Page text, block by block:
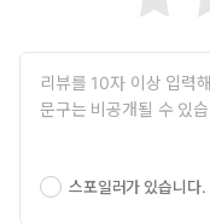
스포일러가 있습니다.